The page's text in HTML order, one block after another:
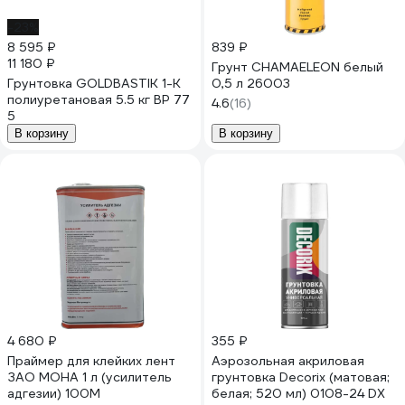
8 595 ₽
11 180 ₽
Грунтовка GOLDBASTIK 1-К
полиуретановая 5.5 кг BP 77
5
В корзину
839 ₽
Грунт CHAMAELEON белый
0,5 л 26003
4.6(16)
В корзину
4 680 ₽
Праймер для клейких лент
ЗАО МОНА 1 л (усилитель
адгезии) 100М
355 ₽
Аэрозольная акриловая
грунтовка Decorix (матовая;
белая; 520 мл) 0108-24 DX